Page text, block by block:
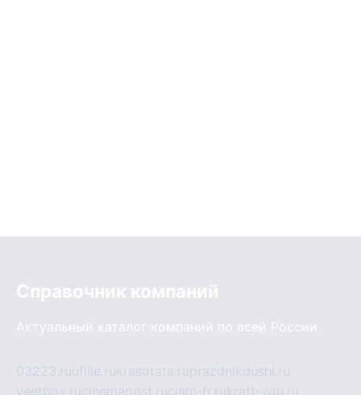
Справочник компаний
Актуальный каталог компаний по всей России
03223.ruufille.rukrasotata.ruprazdnikdushi.ru
veetbox.rucinemapost.ruciam-fr.rukraft-you.ru